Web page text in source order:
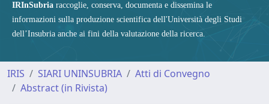
IRInSubria raccoglie, conserva, documenta e dissemina le
informazioni sulla produzione scientifica dell'Università degli Studi
dell’Insubria anche ai fini della valutazione della ricerca.
IRIS SIARI UNINSUBRIA
Atti di Convegno
Abstract (in Rivista)